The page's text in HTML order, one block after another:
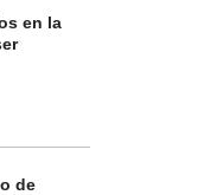
en la
de